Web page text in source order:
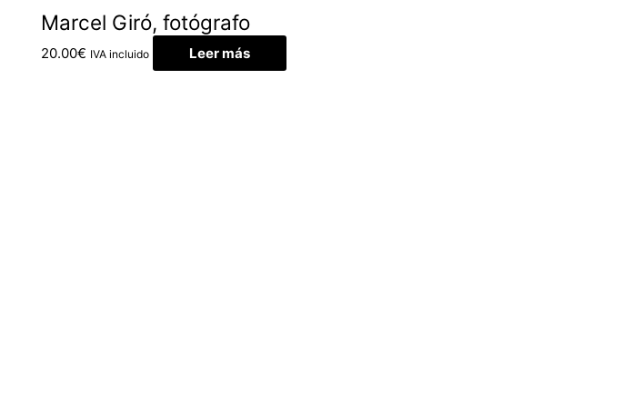
Marcel Giró, fotógrafo
20.00€ IVA incluido Leer más